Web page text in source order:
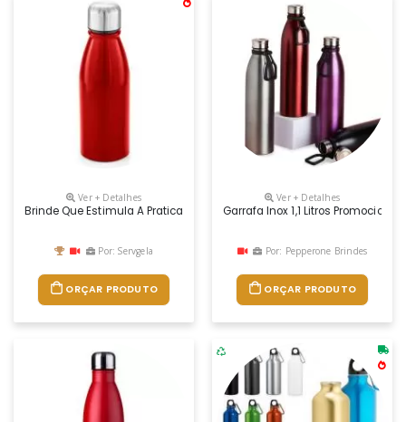
Ver + Detalhes
Brinde Que Estimula A Pratica De Atividades Físicas A Garrafa
Por: Servgela
ORÇAR PRODUTO
Ver + Detalhes
Garrafa Inox 1,1 Litros Promocional
Por: Pepperone Brindes
ORÇAR PRODUTO